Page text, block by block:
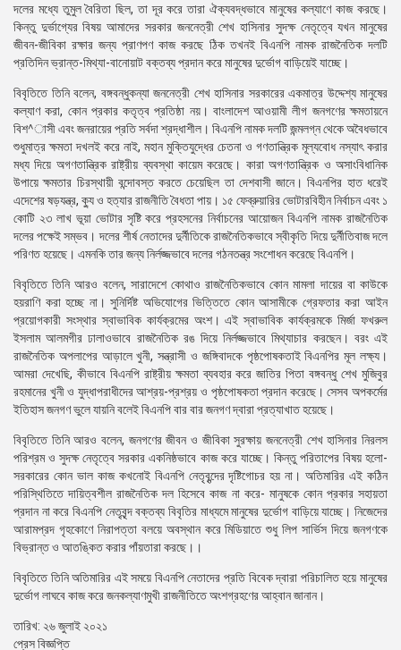
সহিংসতা
সংগঠন
ইশতেহার
দলের মধ্যে তুমুল বৈরিতা ছিল, তা দূর করে তারা ঐক্যবদ্ধভাবে মানুষের কল্যাণে কাজ করছে।
কিন্তু দুর্ভাগ্যের বিষয় আমাদের সরকার জননেত্রী শেখ হাসিনার সুদক্ষ নেতৃত্বে যখন মানুষের
জীবন-জীবিকা রক্ষার জন্য প্রাণপণ কাজ করছে ঠিক তখনই বিএনপি নামক রাজনৈতিক দলটি
প্রতিদিন ভ্রান্ত-মিথ্যা-বানোয়াট বক্তব্য প্রদান করে মানুষের দুর্ভোগ বাড়িয়েই যাচ্ছে।
বিবৃতিতে তিনি বলেন, বঙ্গবন্ধুকন্যা জননেত্রী শেখ হাসিনার সরকারের একমাত্র উদ্দেশ্য মানুষের
কল্যাণ করা, কোন প্রকার কতৃত্ব প্রতিষ্ঠা নয়। বাংলাদেশ আওয়ামী লীগ জনগণের ক্ষমতায়নে
বিশ^াসী এবং জনরায়ের প্রতি সর্বদা শ্রদ্ধাশীল। বিএনপি নামক দলটি জন্মলগ্ন থেকে অবৈধভাবে
শুধুমাত্র ক্ষমতা দখলই করে নাই, মহান মুক্তিযুদ্ধের চেতনা ও গণতান্ত্রিক মূল্যবোধ নস্যাৎ করার
মধ্য দিয়ে অগণতান্ত্রিক রাষ্ট্রীয় ব্যবস্থা কায়েম করেছে। কারা অগণতান্ত্রিক ও অসাংবিধানিক
উপায়ে ক্ষমতার চিরস্থায়ী বন্দোবস্ত করতে চেয়েছিল তা দেশবাসী জানে। বিএনপির হাত ধরেই
এদেশের ষড়যন্ত্র, ক্যু ও হত্যার রাজনীতি বৈধতা পায়। ১৫ ফেব্রুয়ারির ভোটারবিহীন নির্বাচন এবং ১
কোটি ২৩ লাখ ভূয়া ভোটার সৃষ্টি করে প্রহসনের নির্বাচনের আয়োজন বিএনপি নামক রাজনৈতিক
দলের পক্ষেই সম্ভব। দলের শীর্ষ নেতাদের দুর্নীতিকে রাজনৈতিকভাবে স্বীকৃতি দিয়ে দুর্নীতিবাজ দলে
পরিণত হয়েছে। এমনকি তার জন্য নির্লজ্জভাবে দলের গঠনতন্ত্র সংশোধন করেছে বিএনপি।
বিবৃতিতে তিনি আরও বলেন, সারাদেশে কোথাও রাজনৈতিকভাবে কোন মামলা দায়ের বা কাউকে
হয়রাণি করা হচ্ছে না। সুনির্দিষ্ট অভিযোগের ভিত্তিতে কোন আসামীকে গ্রেফতার করা আইন
প্রয়োগকারী সংস্থার স্বাভাবিক কার্যক্রমের অংশ। এই স্বাভাবিক কার্যক্রমকে মির্জা ফখরুল
ইসলাম আলমগীর ঢালাওভাবে রাজনৈতিক রঙ দিয়ে নির্লজ্জভাবে মিথ্যাচার করছেন। বরং এই
রাজনৈতিক অপলাপের আড়ালে খুনী, সন্ত্রাসী ও জঙ্গিবাদকে পৃষ্ঠপোষকতাই বিএনপির মূল লক্ষ্য।
আমরা দেখেছি, কীভাবে বিএনপি রাষ্ট্রীয় ক্ষমতা ব্যবহার করে জাতির পিতা বঙ্গবন্ধু শেখ মুজিবুর
রহমানের খুনী ও যুদ্ধাপরাধীদের আশ্রয়-প্রশ্রয় ও পৃষ্ঠপোষকতা প্রদান করেছে। সেসব অপকর্মের
ইতিহাস জনগণ ভুলে যায়নি বলেই বিএনপি বার বার জনগণ দ্বারা প্রত্যাখাত হয়েছে।
বিবৃতিতে তিনি আরও বলেন, জনগণের জীবন ও জীবিকা সুরক্ষায় জননেত্রী শেখ হাসিনার নিরলস
পরিশ্রম ও সুদক্ষ নেতৃত্বে সরকার একনিষ্ঠভাবে কাজ করে যাচ্ছে। কিন্তু পরিতাপের বিষয় হলো-
সরকারের কোন ভাল কাজ কখনোই বিএনপি নেতৃবৃন্দের দৃষ্টিগোচর হয় না। অতিমারির এই কঠিন
পরিস্থিতিতে দায়িত্বশীল রাজনৈতিক দল হিসেবে কাজ না করে- মানুষকে কোন প্রকার সহায়তা
প্রদান না করে বিএনপি নেতৃবৃন্দ বক্তব্য বিবৃতির মাধ্যমে মানুষের দুর্ভোগ বাড়িয়ে যাচ্ছে। নিজেদের
আরামপ্রদ গৃহকোণে নিরাপত্তা বলয়ে অবস্থান করে মিডিয়াতে শুধু লিপ সার্ভিস দিয়ে জনগণকে
বিভ্রান্ত ও আতঙ্কিত করার পাঁয়তারা করছে।।
বিবৃতিতে তিনি অতিমারির এই সময়ে বিএনপি নেতাদের প্রতি বিবেক দ্বারা পরিচালিত হয়ে মানুষের
দুর্ভোগ লাঘবে কাজ করে জনকল্যাণমুখী রাজনীতিতে অংশগ্রহণের আহ্বান জানান।
তারিখ: ২৬ জুলাই ২০২১
প্রেস বিজ্ঞপ্তি